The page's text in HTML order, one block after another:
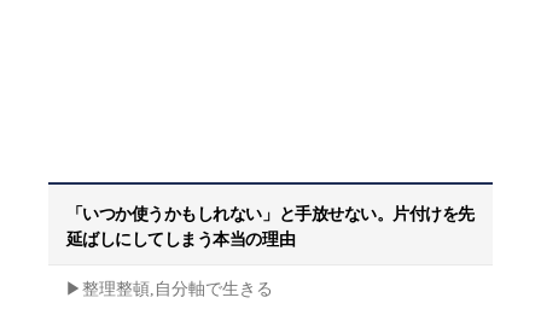
「いつか使うかもしれない」と手放せない。片付けを先
延ばしにしてしまう本当の理由
▶︎整理整頓,自分軸で生きる